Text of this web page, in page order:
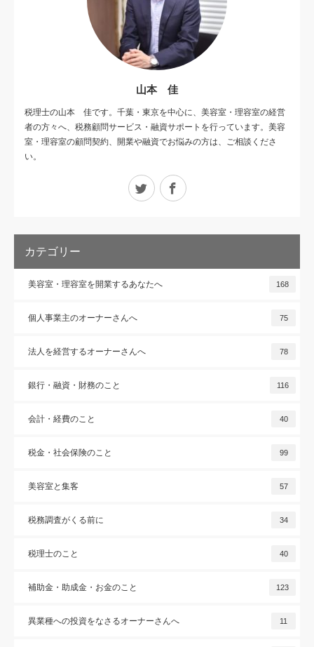
山本 佳
税理士の山本 佳です。千葉・東京を中心に、美容室・理容室の経営
者の方々へ、税務顧問サービス・融資サポートを行っています。美容
室・理容室の顧問契約、開業や融資でお悩みの方は、ご相談くださ
い。
Twitter Facebook
カテゴリー
美容室・理容室を開業するあなたへ 168
個人事業主のオーナーさんへ 75
法人を経営するオーナーさんへ 78
銀行・融資・財務のこと 116
会計・経費のこと 40
税金・社会保険のこと 99
美容室と集客 57
税務調査がくる前に 34
税理士のこと 40
補助金・助成金・お金のこと 123
異業種への投資をなさるオーナーさんへ 11